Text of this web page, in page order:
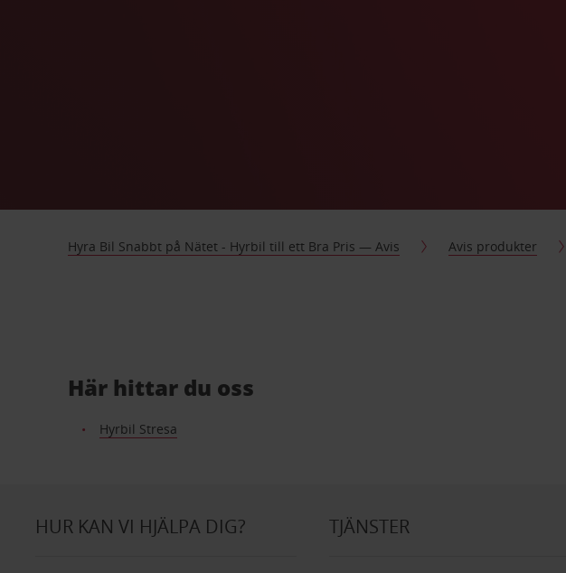
Hyra Bil Snabbt på Nätet - Hyrbil till ett Bra Pris — Avis Avis produkter
Här hittar du oss
Hyrbil Stresa
HUR KAN VI HJÄLPA DIG? TJÄNSTER